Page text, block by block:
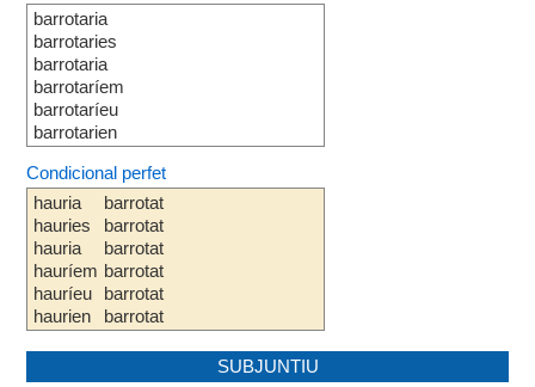
barrotaria
barrotaries
barrotaria
barrotaríem
barrotaríeu
barrotarien
Condicional perfet
hauria
hauries
hauria
hauríem
hauríeu
haurien
barrotat
barrotat
barrotat
barrotat
barrotat
barrotat
SUBJUNTIU